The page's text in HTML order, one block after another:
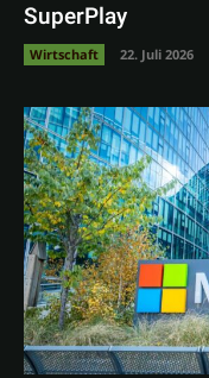
SuperPlay
Wirtschaft 22. Juli 2026